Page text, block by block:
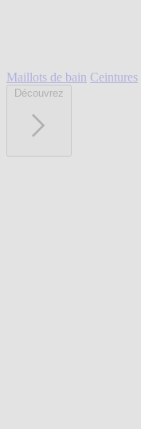
Maillots de bain Ceintures
Découvrez